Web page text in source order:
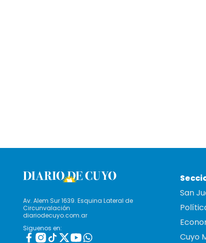
Av. Alem Sur 1639. Esquina Lateral de
Circunvalación
diariodecuyo.com.ar
Siguenos en:
San
Cuyo